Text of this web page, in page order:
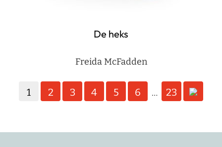
De heks
Freida McFadden
Berichten
1 2 3 4 5 6 … 23